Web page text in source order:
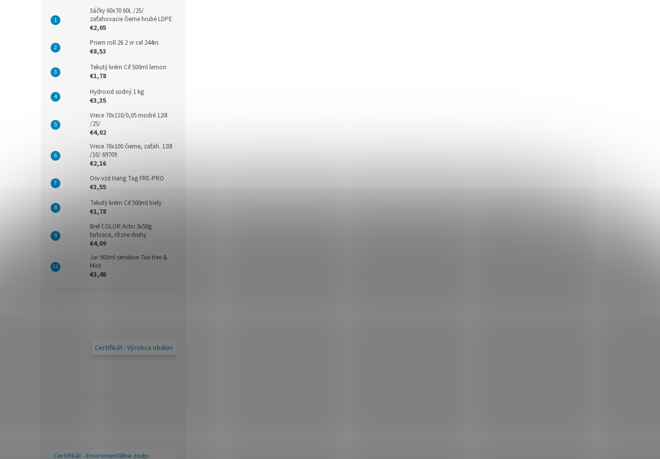
Sáčky 60x70 60L /25/
zaťahovacie čierne hrubé LDPE
€2,05
Priem roll 26 2 vr cel 244m
€8,53
Tekutý krém Cif 500ml lemon
€1,78
Hydroxid sodný 1 kg
€3,35
Vrece 70x110/0,05 modré 120l
/25/
€4,02
Vrece 70x100 čierne, zaťah. 120l
/10/ 69709
€2,16
Osv vzd Hang Tag FRE-PRO
€3,55
Tekutý krém Cif 500ml biely
€1,78
Bref COLOR Activ 3x50g
farbiace, rôzne druhy
€4,09
Jar 900ml sensitive Tea tree &
Mint
€3,48
Certifikát - Výrobca obalov
Certifikát - Enviromentálne zodp.